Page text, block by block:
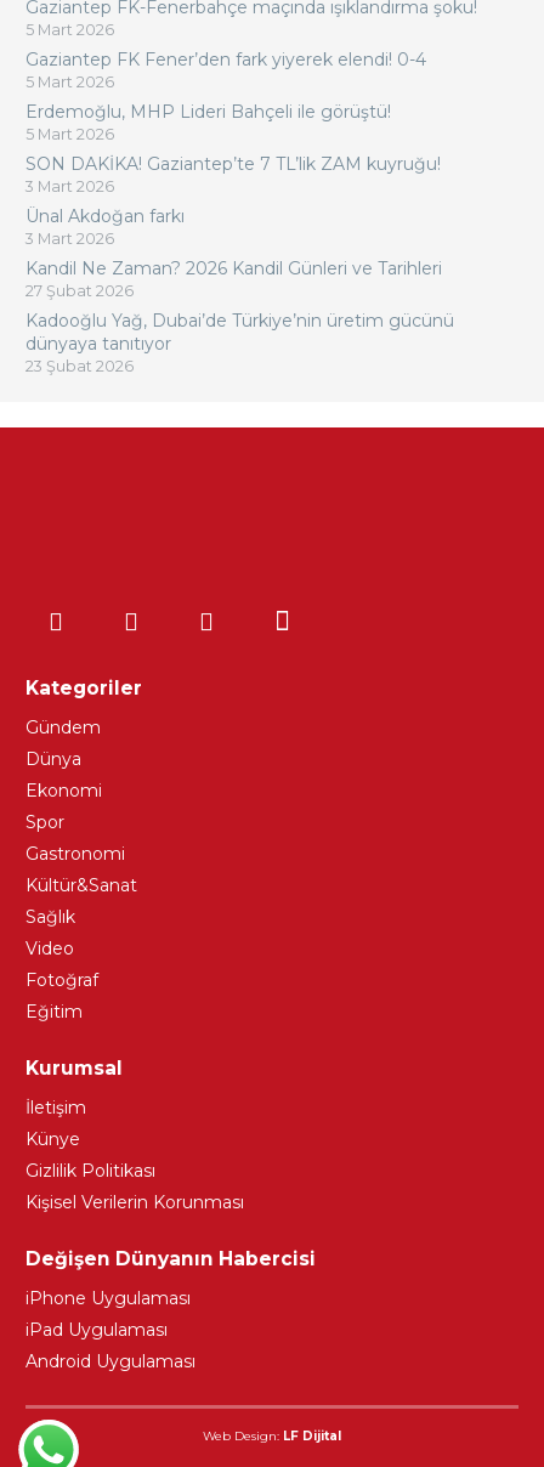
Gaziantep FK-Fenerbahçe maçında ışıklandırma şoku!
5 Mart 2026
Gaziantep FK Fener’den fark yiyerek elendi! 0-4
5 Mart 2026
Erdemoğlu, MHP Lideri Bahçeli ile görüştü!
5 Mart 2026
SON DAKİKA! Gaziantep’te 7 TL’lik ZAM kuyruğu!
3 Mart 2026
Ünal Akdoğan farkı
3 Mart 2026
Kandil Ne Zaman? 2026 Kandil Günleri ve Tarihleri
27 Şubat 2026
Kadooğlu Yağ, Dubai’de Türkiye’nin üretim gücünü
dünyaya tanıtıyor
23 Şubat 2026
Kategoriler
Gündem
Dünya
Ekonomi
Spor
Gastronomi
Kültür&Sanat
Sağlık
Video
Fotoğraf
Eğitim
Kurumsal
İletişim
Künye
Gizlilik Politikası
Kişisel Verilerin Korunması
Değişen Dünyanın Habercisi
iPhone Uygulaması
iPad Uygulaması
Android Uygulaması
Web Design: LF Dijital